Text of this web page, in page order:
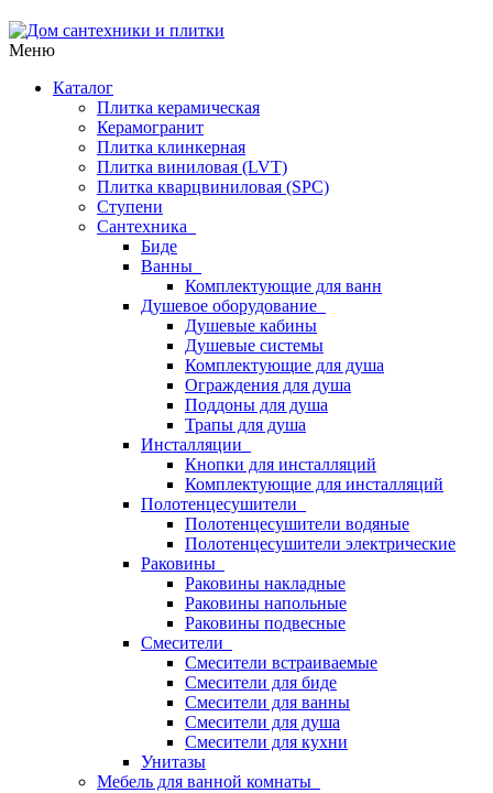
Меню
Каталог
Плитка керамическая
Керамогранит
Плитка клинкерная
Плитка виниловая (LVT)
Плитка кварцвиниловая (SPC)
Ступени
Сантехника
Биде
Ванны
Комплектующие для ванн
Душевое оборудование
Душевые кабины
Душевые системы
Комплектующие для душа
Ограждения для душа
Поддоны для душа
Трапы для душа
Инсталляции
Кнопки для инсталляций
Комплектующие для инсталляций
Полотенцесушители
Полотенцесушители водяные
Полотенцесушители электрические
Раковины
Раковины накладные
Раковины напольные
Раковины подвесные
Смесители
Смесители встраиваемые
Смесители для биде
Смесители для ванны
Смесители для душа
Смесители для кухни
Унитазы
Мебель для ванной комнаты